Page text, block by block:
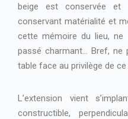
beige est conservée et
conservant matérialité et
cette mémoire du lieu,
passé charmant… Bref,
table face au privilège de
L’extension vient
constructible,